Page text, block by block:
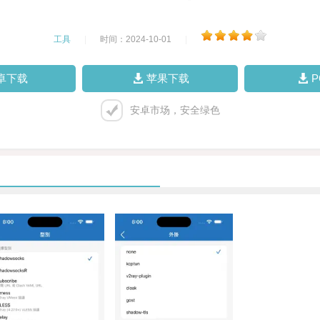
工具 时间：2024-10-01
下载 苹果下载
安卓市场，安全绿色